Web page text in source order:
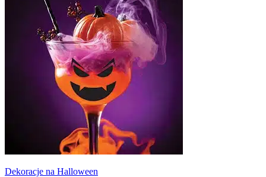
Dekoracje na Halloween